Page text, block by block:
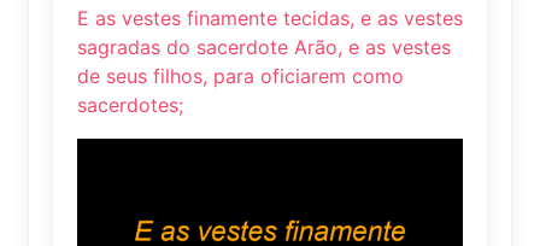
E as vestes finamente tecidas, e as vestes
sagradas do sacerdote Arão, e as vestes
de seus filhos, para oficiarem como
sacerdotes;